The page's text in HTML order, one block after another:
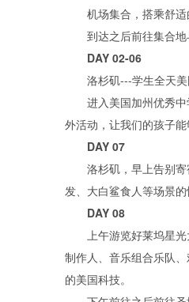
机场集合，搭乘舒适
到达之后前往集合地
DAY 02-06
洛杉矶---学生全天美
进入美国加州优秀中
外活动，让我们的孩子
DAY 07
洛杉矶，早上告别寄
发、大白鲨食人等场景
DAY 08
上午游览好莱坞星光大
制作人、音乐组合乐队
的美国科技。